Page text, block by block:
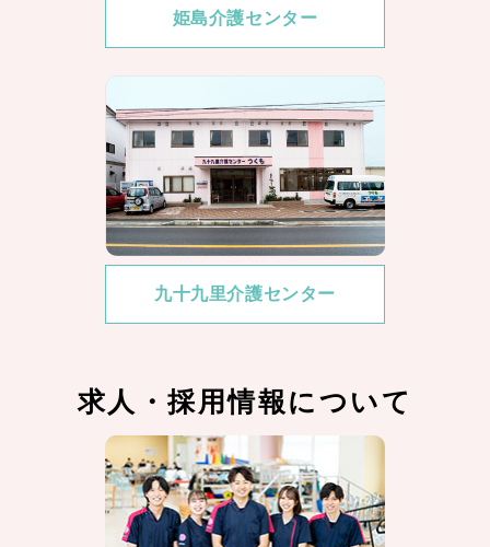
姫島介護センター
九十九里介護センター
求人・採用情報について